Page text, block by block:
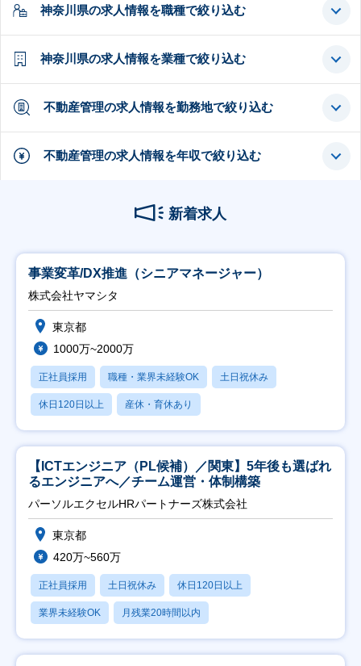
神奈川県の求人情報を職種で絞り込む
神奈川県の求人情報を業種で絞り込む
不動産管理の求人情報を勤務地で絞り込む
不動産管理の求人情報を年収で絞り込む
新着求人
事業変革/DX推進（シニアマネージャー）
株式会社ヤマシタ
東京都
1000万~2000万
正社員採用 職種・業界未経験OK 土日祝休み
休日120日以上 産休・育休あり
【ICTエンジニア（PL候補）／関東】5年後も選ばれ
るエンジニアへ／チーム運営・体制構築
パーソルエクセルHRパートナーズ株式会社
東京都
420万~560万
正社員採用 土日祝休み 休日120日以上
業界未経験OK 月残業20時間以内